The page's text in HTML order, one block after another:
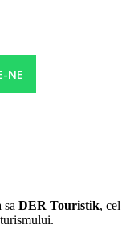
oasis-port-ghalib/
mentionate pot fi
de igiena sau
in functie de
NE
sa DER Touristik, cel